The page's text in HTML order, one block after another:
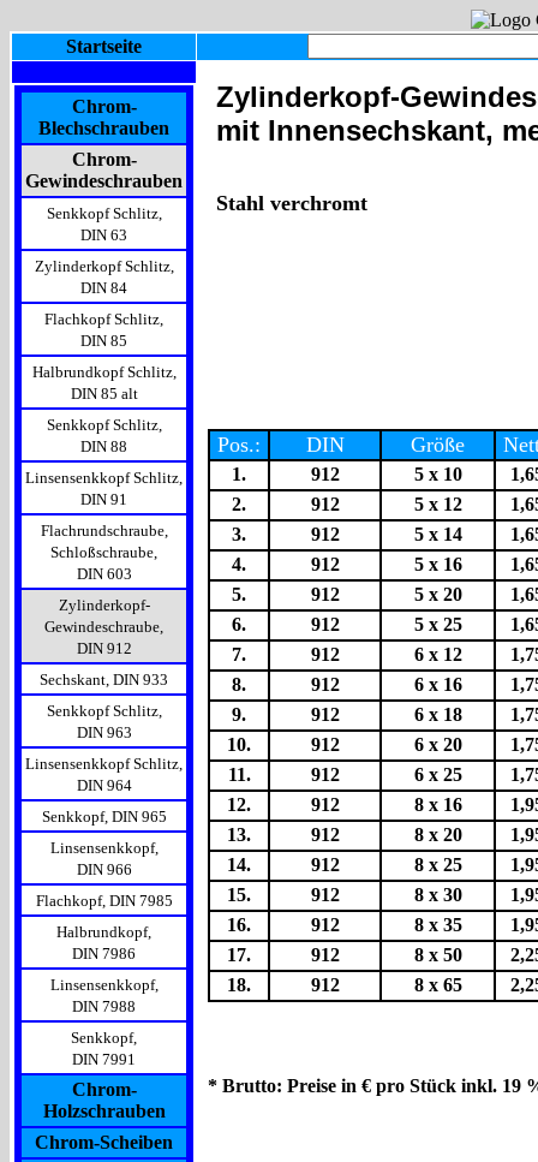
Startseite
Chrom-
Blechschrauben
Chrom-
Gewindeschrauben
Senkkopf Schlitz,
DIN 63
Zylinderkopf Schlitz,
DIN 84
Flachkopf Schlitz,
DIN 85
Halbrundkopf Schlitz,
DIN 85 alt
Senkkopf Schlitz,
DIN 88
Linsensenkkopf Schlitz,
DIN 91
Flachrundschraube,
Schloßschraube,
DIN 603
Zylinderkopf-
Gewindeschraube,
DIN 912
Sechskant, DIN 933
Senkkopf Schlitz,
DIN 963
Linsensenkkopf Schlitz,
DIN 964
Senkkopf, DIN 965
Linsensenkkopf,
DIN 966
Flachkopf, DIN 7985
Halbrundkopf,
DIN 7986
Linsensenkkopf,
DIN 7988
Senkkopf,
DIN 7991
Chrom-
Holzschrauben
Chrom-Scheiben
Zylinderkopf-
mit Innensechskant,
Stahl verchromt
Pos.: DIN Größe
1. 912 5 x 10
2.
912 5 x 12
3.
912 5 x 14
4.
912 5 x 16
5.
912 5 x 20
6.
912 5 x 25
7.
912 6 x 12
8.
912 6 x 16
9.
912 6 x 18
10.
912 6 x 20
11.
912 6 x 25
12.
912 8 x 16
13.
912 8 x 20
14.
912 8 x 25
15.
912 8 x 30
16.
912 8 x 35
17.
912 8 x 50
18.
912 8 x 65
* Brutto: Preise in € pro Stück inkl. 19